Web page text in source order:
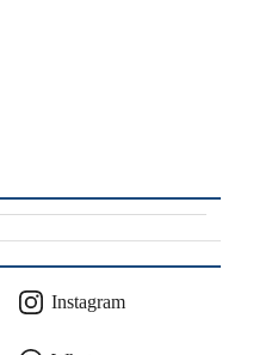
Instagram